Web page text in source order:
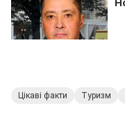
Цікаві факти Туризм